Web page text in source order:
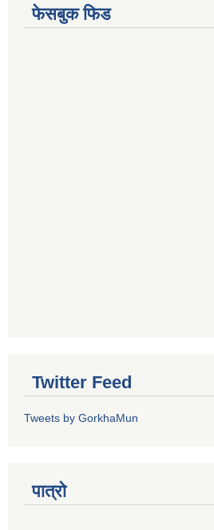
फेसबुक फिड
Twitter Feed
Tweets by GorkhaMun
पात्रो